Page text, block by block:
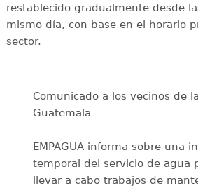
restablecido gradualmente desde
mismo día, con base en el horario
sector.
Comunicado a los vecinos de
Guatemala
EMPAGUA informa sobre una
temporal del servicio de agua
llevar a cabo trabajos de